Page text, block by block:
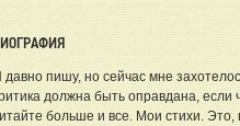
давно пишу, но сейчас мне
должна быть оправдана, если
больше и все. Мои стихи.